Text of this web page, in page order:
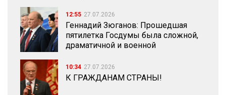
12:55 27.07.2026
Геннадий Зюганов: Прошедшая
пятилетка Госдумы была сложной,
драматичной и военной
10:34 27.07.2026
К ГРАЖДАНАМ СТРАНЫ!